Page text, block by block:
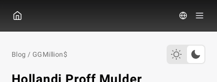
Blog / GGMillion$
Hollandi Proff Mulder